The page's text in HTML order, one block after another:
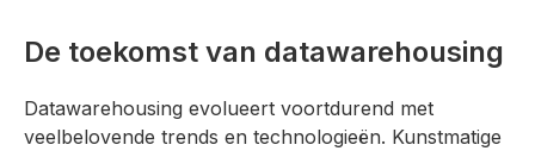
De toekomst van datawarehousing
Datawarehousing evolueert voortdurend met
veelbelovende trends en technologieën. Kunstmatige